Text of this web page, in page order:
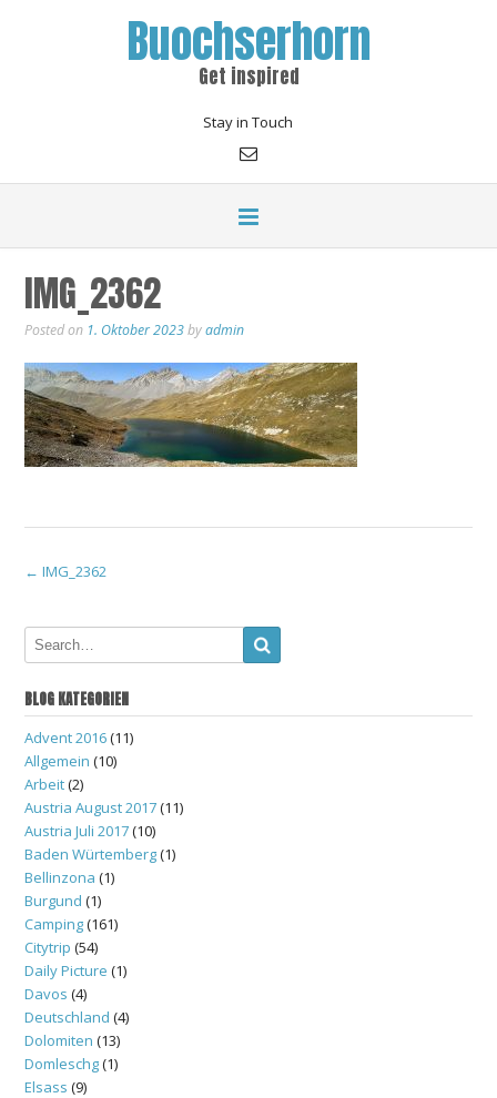
Buochserhorn
Get inspired
Stay in Touch
IMG_2362
Posted on 1. Oktober 2023byadmin
Post
navigation
← IMG_2362
BLOG KATEGORIEN
Advent 2016(11)
Allgemein (10)
Arbeit(2)
Austria August 2017(11)
Austria Juli 2017(10)
Baden Würtemberg(1)
Bellinzona (1)
Burgund (1)
Camping(161)
Citytrip (54)
Daily Picture (1)
Davos (4)
Deutschland (4)
Dolomiten (13)
Domleschg(1)
Elsass (9)